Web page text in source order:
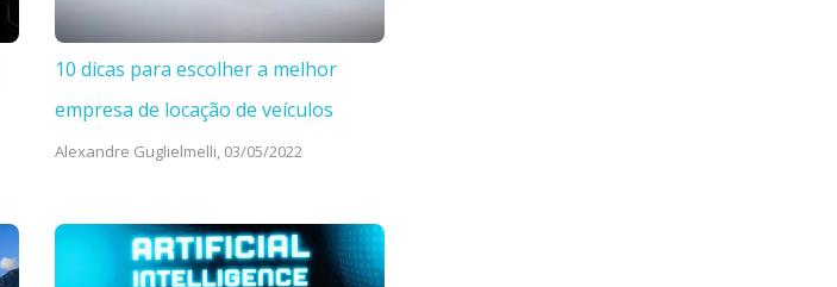
10 dicas para escolher a melhor
empresa de locação de veículos
Alexandre Guglielmelli, 03/05/2022